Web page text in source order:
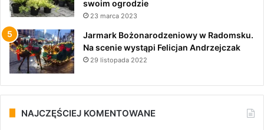
swoim ogrodzie
23 marca 2023
Jarmark Bożonarodzeniowy w Radomsku.
Na scenie wystąpi Felicjan Andrzejczak
29 listopada 2022
NAJCZĘŚCIEJ KOMENTOWANE